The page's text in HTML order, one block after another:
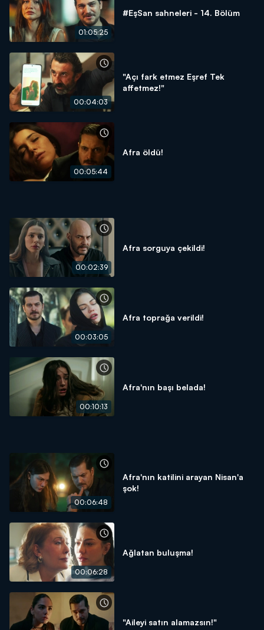
01:05:25
#EşSan sahneleri - 14. Bölüm
00:04:03
"Açı fark etmez Eşref Tek
affetmez!"
00:05:44
Afra öldü!
00:02:39
Afra sorguya çekildi!
00:03:05
Afra toprağa verildi!
00:10:13
Afra'nın başı belada!
00:06:48
Afra'nın katilini arayan Nisan'a
şok!
00:06:28
Ağlatan buluşma!
"Aileyi satın alamazsın!"